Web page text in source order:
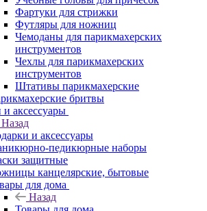
Фартуки для стрижки
Футляры для ножниц
Чемоданы для парикмахерских
инструментов
Чехлы для парикмахерских
инструментов
Штативы парикмахерские
бритвы
аксессуары
Назад
и аксессуары
педикюрные наборы
защитные
канцелярские, бытовые
для дома
Назад